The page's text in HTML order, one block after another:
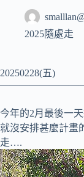
2025隨處走
20250228(五)
今年的2月最後一
就沒安排甚麼計畫
走….